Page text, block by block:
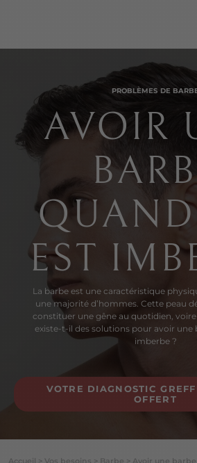
PROBLÈMES DE
AVOIR
EST
La barbe est une caractéristique
une majorité d’hommes. Cette peau
constituer une gêne au quotidien,
existe-t-il des solutions pour avoir une
imberbe ?
VOTRE DIAGNOSTIC
OFFERT
Accueil > Vos besoins > Barbe > Avoir une